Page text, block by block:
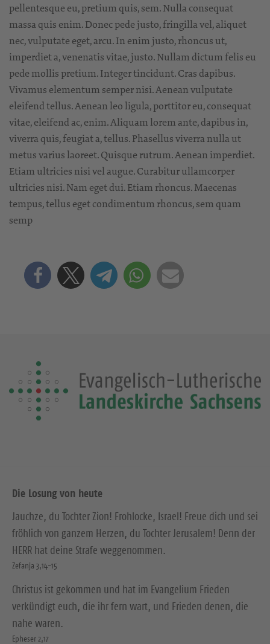
pellentesque eu, pretium quis, sem. Nulla consequat
massa quis enim. Donec pede justo, fringilla vel, aliquet
nec, vulputate eget, arcu. In enim justo, rhoncus ut,
imperdiet a, venenatis vitae, justo. Nullam dictum felis eu
pede mollis pretium. Integer tincidunt. Cras dapibus.
Vivamus elementum semper nisi. Aenean vulputate
eleifend tellus. Aenean leo ligula, porttitor eu, consequat
vitae, eleifend ac, enim. Aliquam lorem ante, dapibus in,
viverra quis, feugiat a, tellus. Phasellus viverra nulla ut
metus varius laoreet. Quisque rutrum. Aenean imperdiet.
Etiam ultricies nisi vel augue. Curabitur ullamcorper
ultricies nisi. Nam eget dui. Etiam rhoncus. Maecenas
tempus, tellus eget condimentum rhoncus, sem quam
semp
Die Losung von heute
Jauchze, du Tochter Zion! Frohlocke, Israel! Freue dich und sei
fröhlich von ganzem Herzen, du Tochter Jerusalem! Denn der
HERR hat deine Strafe weggenommen.
Zefanja 3,14-15
Christus ist gekommen und hat im Evangelium Frieden
verkündigt euch, die ihr fern wart, und Frieden denen, die
nahe waren.
Epheser 2,17